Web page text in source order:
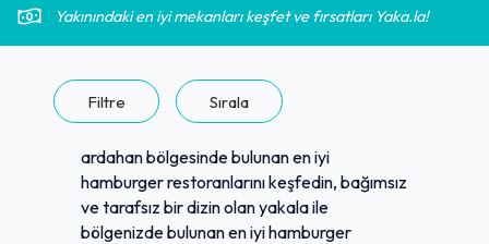
Yakınındaki en iyi mekanları keşfet ve fırsatları Yaka.la!
Filtre Sırala
ardahan bölgesinde bulunan en iyi
hamburger restoranlarını keşfedin, bağımsız
ve tarafsız bir dizin olan yakala ile
bölgenizde bulunan en iyi hamburger